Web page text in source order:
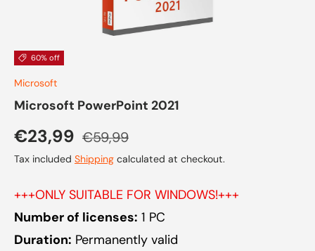
60% off
Microsoft
Microsoft PowerPoint 2021
Sale price
€23,99 Regular price
€59,99
Tax included Shipping calculated at checkout.
+++ONLY SUITABLE FOR WINDOWS!+++
Number of licenses: 1 PC
Duration: Permanently valid